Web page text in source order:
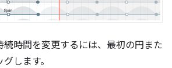
続時間を変更するには、最初の円また
します。